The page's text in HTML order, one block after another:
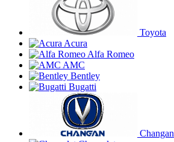
Toyota
Acura
Alfa Romeo
AMC
Bentley
Bugatti
Changan